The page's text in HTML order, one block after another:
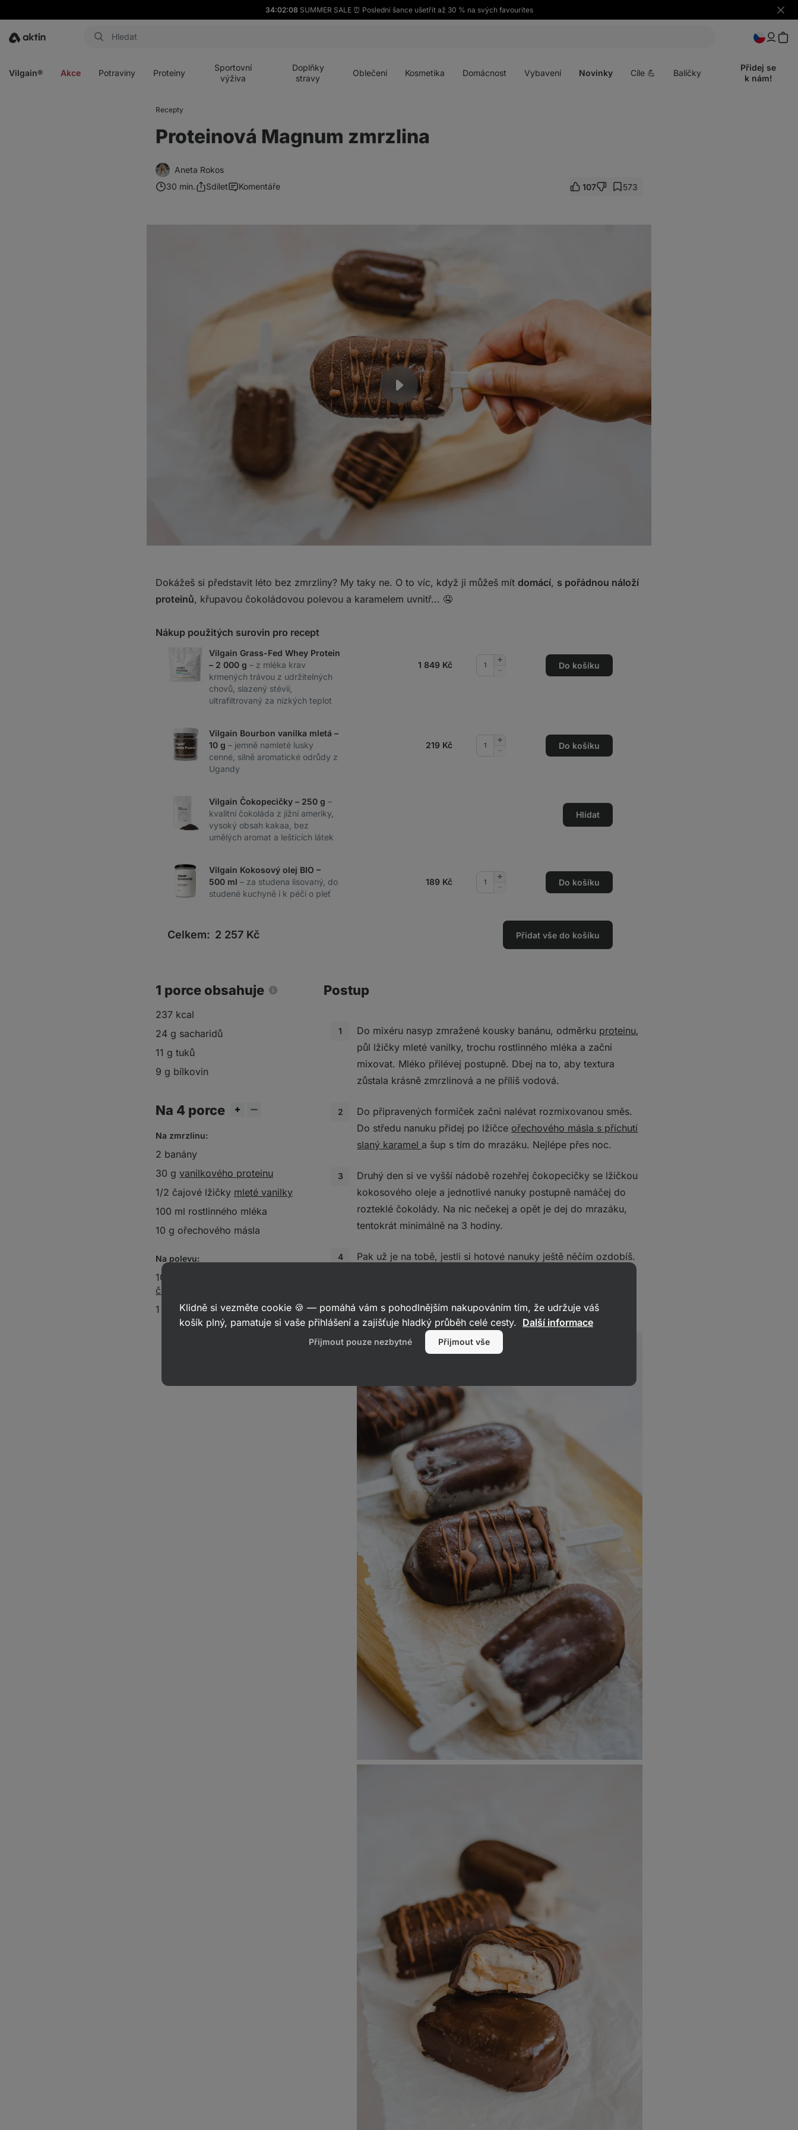
34:02:07 SUMMER SALE ⏰ Poslední šance ušetřit až 30 % na svých favourites
Skrýt
Aktin
Vilgain® Akce Potraviny Proteiny
Sportovní
výživa
Doplňky
stravy
Oblečení Kosmetika Domácnost Vybavení Novinky Cíle 💪 Balíčky
Přidej se
k nám!
Recepty
Proteinová Magnum zmrzlina
Aneta Rokos
30 min.
Sdílet Komentáře 107 573
Dokážeš si představit léto bez zmrzliny? My taky ne. O to víc, když ji můžeš mít domácí, s pořádnou náloží
proteinů, křupavou čokoládovou polevou a karamelem uvnitř... 🤤
Nákup použitých surovin pro recept
Vilgain Grass-Fed Whey Protein
– 2 000 g – z mléka krav
krmených trávou z udržitelných
chovů, slazený stévií,
ultrafiltrovaný za nízkých teplot
1 849 Kč
Přidat
Do košíku
Vilgain Bourbon vanilka mletá –
10 g – jemně namleté lusky
cenné, silně aromatické odrůdy z
Ugandy
219 Kč
Přidat
Do košíku
Vilgain Čokopecičky – 250 g –
kvalitní čokoláda z jižní ameriky,
vysoký obsah kakaa, bez
umělých aromat a leštících látek
Hlídat
Vilgain Kokosový olej BIO –
500 ml – za studena lisovaný, do
studené kuchyně i k péči o pleť
189 Kč
Přidat
Do košíku
Celkem: 2 257 Kč Přidat vše do košíku
1 porce obsahuje
237 kcal
24 g sacharidů
11 g tuků
9 g bílkovin
Na 4 porce
Na zmrzlinu:
2 banány
30 g vanilkového proteinu
1/2 čajové lžičky mleté vanilky
100 ml rostlinného mléka
10 g ořechového másla
Na polevu:
100 g
čokolády
1 čajová lžičkakokosového oleje
Postup
Do mixéru nasyp zmražené kousky banánu, odměrku proteinu,
půl lžičky mleté vanilky, trochu rostlinného mléka a začni
mixovat. Mléko přilévej postupně. Dbej na to, aby textura
zůstala krásně zmrzlinová a ne příliš vodová.
Do připravených formiček začni nalévat rozmixovanou směs.
Do středu nanuku přidej po lžičce ořechového másla s příchutí
slaný karamela šup s tím do mrazáku. Nejlépe přes noc.
Druhý den si ve vyšší nádobě rozehřej čokopecičky se lžičkou
kokosového oleje a jednotlivé nanuky postupně namáčej do
rozteklé čokolády. Na nic nečekej a opět je dej do mrazáku,
tentokrát minimálně na 3 hodiny.
Pak už je na tobě, jestli si hotové nanuky ještě něčím ozdobíš.
na tobě. Jen se nám pak nezapomeň pochlubit s výsledkem
třeba na Instagramu s označením@vilgainrecepty
Klidně si vezměte cookie 🍪 — pomáhá vám s pohodlnějším nakupováním tím, že udržuje váš
košík plný, pamatuje si vaše přihlášení a zajišťuje hladký průběh celé cesty. Další informace
Přijmout pouze nezbytné Přijmout vše